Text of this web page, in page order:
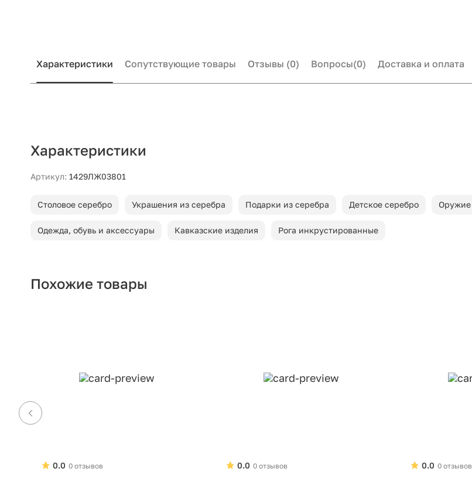
Характеристики Сопутствующие товары Отзывы (0) Вопросы(0) Доставка и оплата
Характеристики
Артикул: 1429ЛЖ03801
Столовое серебро Украшения из серебра Подарки из серебра Детское серебро Оружие
Одежда, обувь и аксессуары Кавказские изделия Рога инкрустированные
Похожие товары
0 отзывов
0.0 0 отзывов
0.0 0 отзывов
0.0